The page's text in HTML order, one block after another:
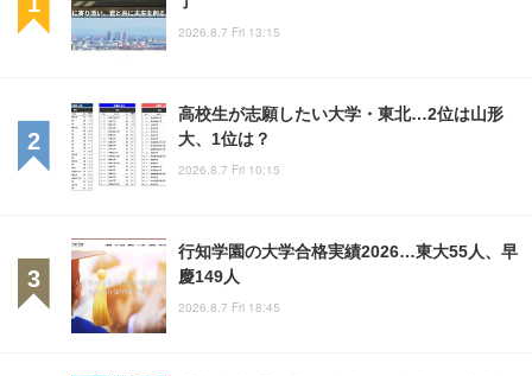
2026.8.7 Fri 13:15
高校生が志願したい大学・東北…2位は山形
大、1位は？
2026.8.7 Fri 10:15
行知学園の大学合格実績2026…東大55人、早
慶149人
2026.8.7 Fri 18:45